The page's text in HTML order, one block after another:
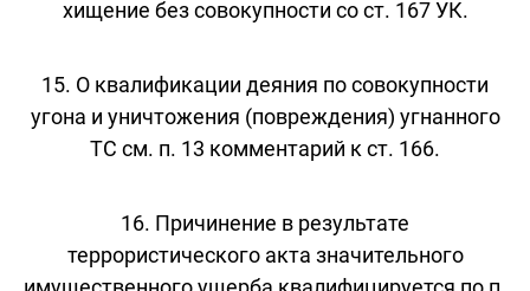
хищение без совокупности со ст. 167 УК.
15. О квалификации деяния по совокупности
угона и уничтожения (повреждения) угнанного
ТС см. п. 13 комментарий к ст. 166.
16. Причинение в результате
террористического акта значительного